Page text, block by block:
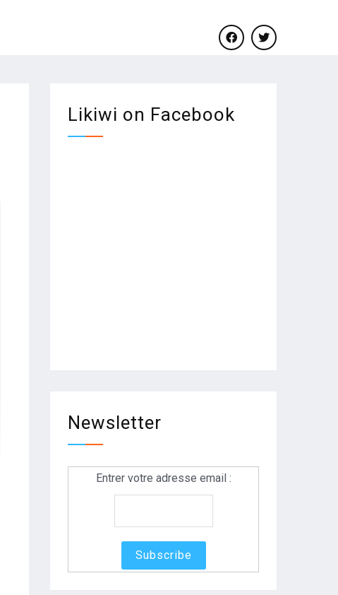
facebooktwitter
Likiwi on Facebook
Newsletter
Entrer votre adresse email :